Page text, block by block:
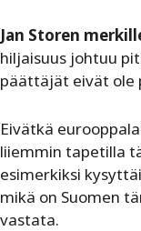
Jan Storen
hiljaisuus johtuu
päättäjät eivät ole
Eivätkä
liiemmin tapetilla
esimerkiksi
mikä on Suomen
vastata.